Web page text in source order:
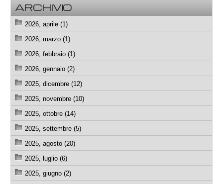
ARCHIVIO
2026, aprile (1)
2026, marzo (1)
2026, febbraio (1)
2026, gennaio (2)
2025, dicembre (12)
2025, novembre (10)
2025, ottobre (14)
2025, settembre (5)
2025, agosto (20)
2025, luglio (6)
2025, giugno (2)